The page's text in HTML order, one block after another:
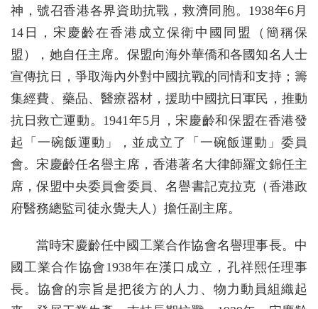
神，號召香港各界資助抗戰，救濟同胞。1938年6月
14日，宋慶齡在香港成立保衛中國同盟（簡稱保
盟），她自任主席。保盟向海外華僑和各國知名人士
宣傳抗日，爭取海內外對中國抗戰的同情和支持；籌
集經費、藥品、醫療器材，援助中國抗日軍民，推動
抗日救亡運動。1941年5月，宋慶齡和保盟在香港發
起「一碗飯運動」，並成立了「一碗飯運動」委員
會。宋慶齡任名譽主席，香港著名大律師羅文錦任主
席，保盟中央委員會委員、名譽書記克拉克（香港政
府醫務總監司徒永覺夫人）擔任副主席。
當時宋慶齡任中國工業合作協會名譽理事長。中
國工業合作協會1938年在漢口成立，孔祥熙任理事
長。協會的宗旨是把後方的人力、物力動員組織起